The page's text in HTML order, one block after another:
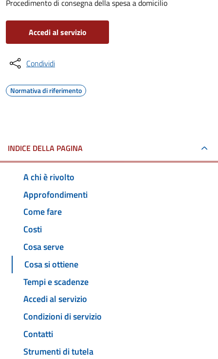
Procedimento di consegna della spesa a domicilio
Accedi al servizio
Condividi
Normativa di riferimento
INDICE DELLA PAGINA
A chi è rivolto
Approfondimenti
Come fare
Costi
Cosa serve
Cosa si ottiene
Tempi e scadenze
Accedi al servizio
Condizioni di servizio
Contatti
Strumenti di tutela